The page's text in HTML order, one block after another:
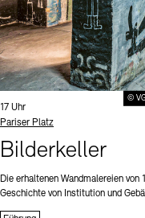
©
Uhrzeit:
17 Uhr
Standort
Pariser Platz
Bilderkeller
Die erhaltenen Wandmalereien
Geschichte von Institution und